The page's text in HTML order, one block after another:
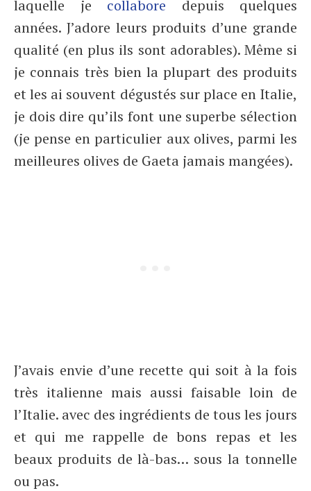
laquelle je collabore depuis quelques
années. J’adore leurs produits d’une grande
qualité (en plus ils sont adorables). Même si
je connais très bien la plupart des produits
et les ai souvent dégustés sur place en Italie,
je dois dire qu’ils font une superbe sélection
(je pense en particulier aux olives, parmi les
meilleures olives de Gaeta jamais mangées).
J’avais envie d’une recette qui soit à la fois
très italienne mais aussi faisable loin de
l’Italie. avec des ingrédients de tous les jours
et qui me rappelle de bons repas et les
beaux produits de là-bas… sous la tonnelle
ou pas.